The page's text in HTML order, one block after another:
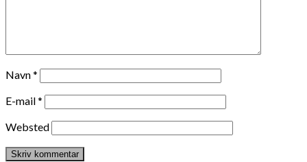
Navn*
E-mail*
Websted